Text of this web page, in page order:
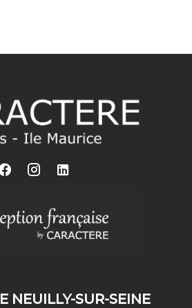
NEUILLY-SUR-SEINE